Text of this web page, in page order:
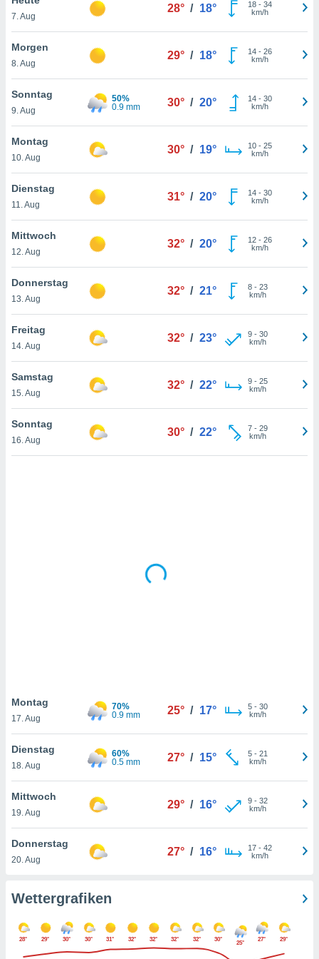
oder
Partner
es uns
das
der
Profil zu
Ihnen
finden
. Sie
jederzeit
Rand
können
von
und
klicken.
und
7. Aug
28° / 18° 18- 34
km/h
Morgen
8. Aug
29° / 18° 14- 26
km/h
Sonntag
9. Aug
50%
0.9 mm
30° / 20° 14- 30
km/h
Montag
10. Aug
30° / 19° 10- 25
km/h
Dienstag
11. Aug
31° / 20° 14- 30
km/h
Mittwoch
12. Aug
32° / 20° 12- 26
km/h
Donnerstag
13. Aug
32° / 21° 8- 23
km/h
Freitag
14. Aug
32° / 23° 9- 30
km/h
Samstag
15. Aug
32° / 22° 9- 25
km/h
Sonntag
16. Aug
30° / 22° 7- 29
km/h
Montag
17. Aug
70%
0.9 mm
25° / 17° 5- 30
km/h
Dienstag
18. Aug
60%
0.5 mm
27° / 15° 5- 21
km/h
Mittwoch
19. Aug
29° / 16° 9- 32
km/h
Donnerstag
20. Aug
27° / 16° 17- 42
km/h
Wettergrafiken
28° 29° 30° 30° 31° 32° 32° 32° 32° 30°
25°
27° 29°